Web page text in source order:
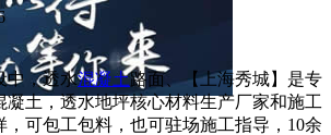
中，透水混凝土路面、【上海秀城】是专
凝土，透水地坪核心材料生产厂家和施工
，可包工包料，也可驻场施工指导，10余